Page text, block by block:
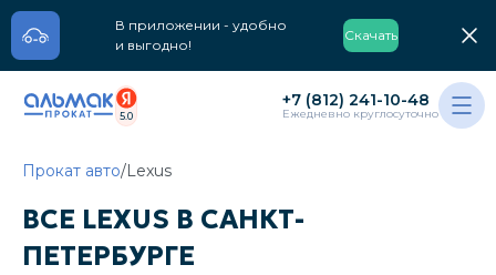
В приложении - удобно
и выгодно!
Скачать
5.0
+7 (812) 241-10-48
Ежедневно круглосуточно
Прокат авто/Lexus
ВСЕ LEXUS В САНКТ-
ПЕТЕРБУРГЕ